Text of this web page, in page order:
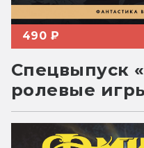
490 ₽
Спецвыпуск
ролевые